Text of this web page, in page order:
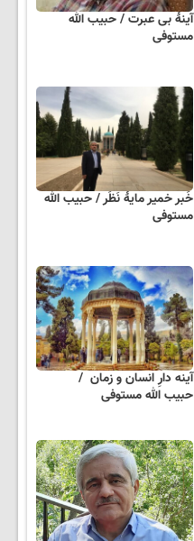
آینهٔ بی عبرت / حبیب الله
مستوفی
خَبر خمیر مایهٔ نَظَر / حبیب الله
مستوفی
آینه دارِ انسان و زمان /
حبیب الله مستوفی